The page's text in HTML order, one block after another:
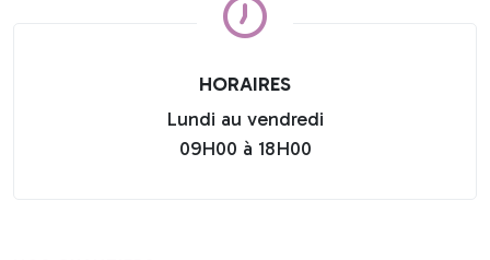
HORAIRES
Lundi au vendredi
09H00 à 18H00